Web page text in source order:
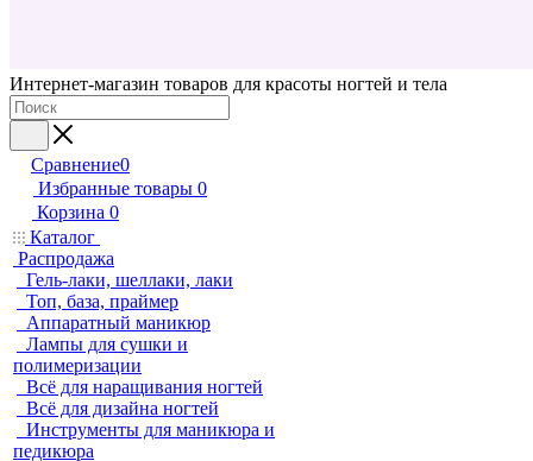
Интернет-магазин товаров для красоты ногтей и тела
Сравнение0
Избранные товары 0
Корзина 0
Каталог
Распродажа
Гель-лаки, шеллаки, лаки
Топ, база, праймер
Аппаратный маникюр
Лампы для сушки и
полимеризации
Всё для наращивания ногтей
Всё для дизайна ногтей
Инструменты для маникюра и
педикюра